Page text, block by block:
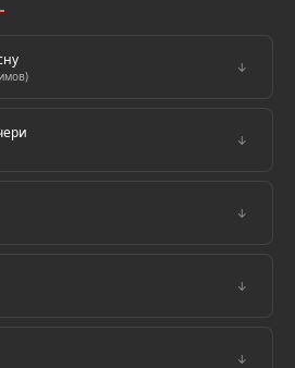
↓
↓
↓
↓
↓